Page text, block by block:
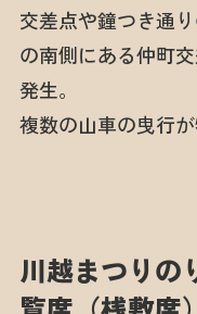
交差点や鐘つき通
の南側にある仲町
発生。
複数の山車の曳行
川越まつりの